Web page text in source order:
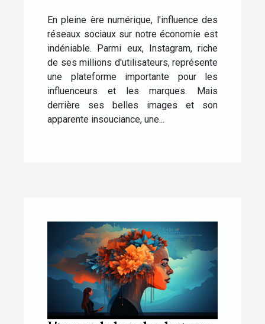
influenceurs
En pleine ère numérique, l'influence des
réseaux sociaux sur notre économie est
indéniable. Parmi eux, Instagram, riche
de ses millions d'utilisateurs, représente
une plateforme importante pour les
influenceurs et les marques. Mais
derrière ses belles images et son
apparente insouciance, une...